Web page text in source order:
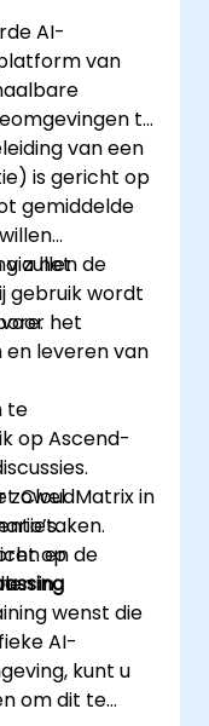
AI-
van
te
van een
is gericht op
gemiddelde
via het
gebruik wordt
zullen de
het
leveren van
te
op Ascend-
zowel
en de
in
CloudMatrix in
op
wenst die
AI-
kunt u
om dit te